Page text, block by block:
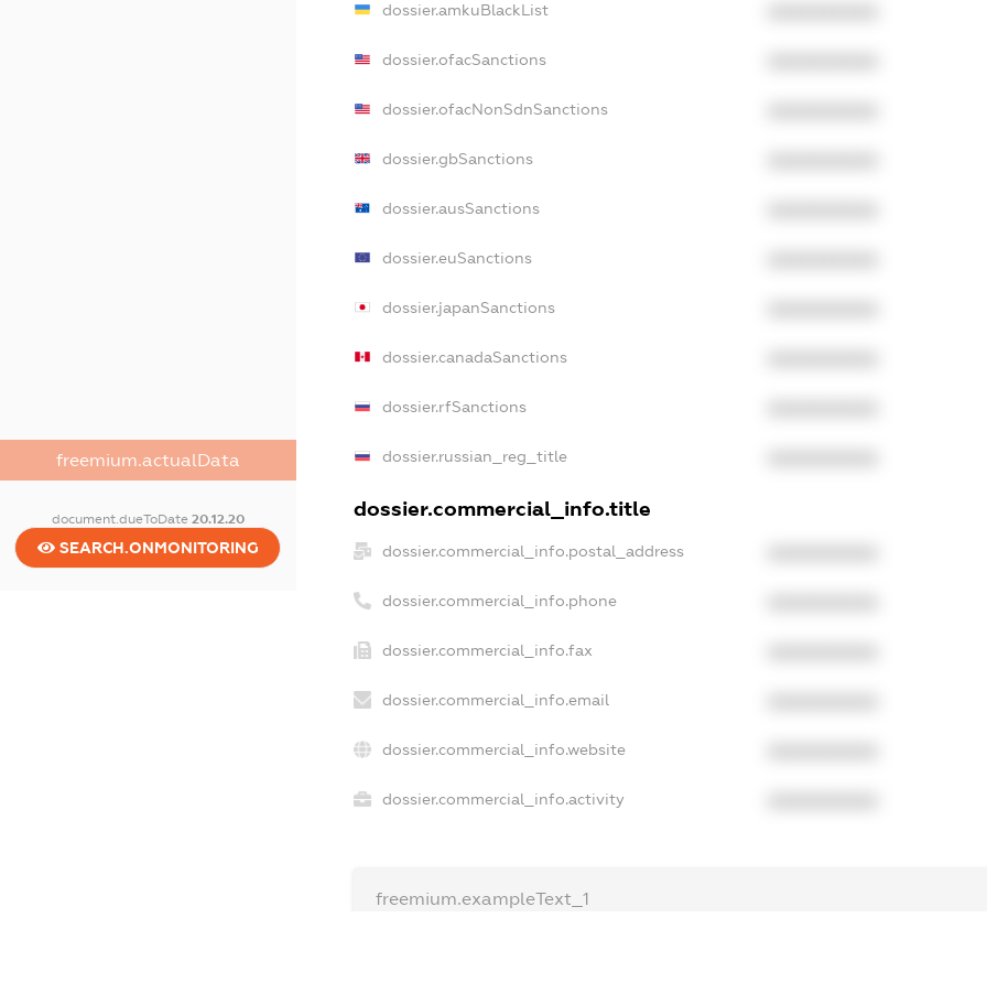
freemium.actualData
document.dueToDate 20.12.20
SEARCH.ONMONITORING
dossier.amkuBlackList
dossier.ofacSanctions
dossier.ofacNonSdnSanctions
dossier.gbSanctions
dossier.ausSanctions
dossier.euSanctions
dossier.japanSanctions
dossier.canadaSanctions
dossier.rfSanctions
dossier.russian_reg_title
dossier.commercial_info.title
dossier.commercial_info.postal_address
dossier.commercial_info.phone
dossier.commercial_info.fax
dossier.commercial_info.email
dossier.commercial_info.website
dossier.commercial_info.activity
freemium.exampleText_1